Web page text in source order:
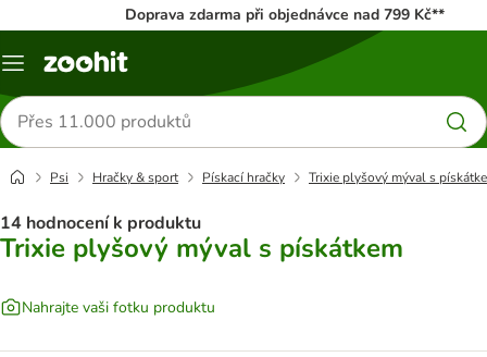
Doprava zdarma při objednávce nad 799 Kč**
Menu
Hledat
produkty
Psi Hračky & sport Pískací hračky Trixie plyšový mýval s
14 hodnocení k produktu
Trixie plyšový mýval s pískátkem
Nahrajte vaši fotku produktu